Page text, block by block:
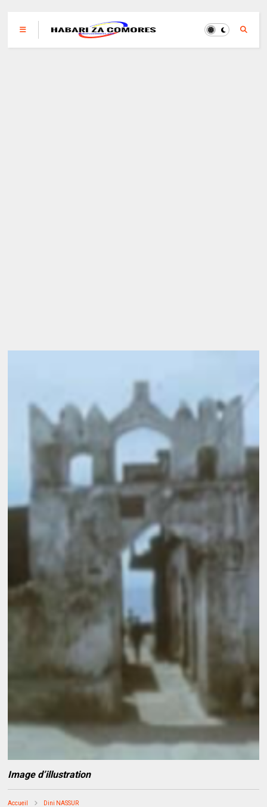
Image d’illustration
Accueil Dini NASSUR